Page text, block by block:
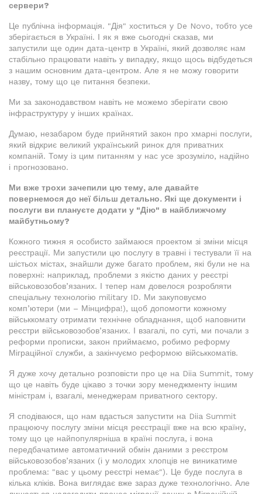
сервери?
Це публічна інформація. "Дія" хоститься у De Novo, тобто усе
зберігається в Україні. І як я вже сьогодні сказав, ми
запустили ще один дата-центр в Україні, який дозволяє нам
стабільно працювати навіть у випадку, якщо щось відбудеться
з нашим основним дата-центром. Але я не можу говорити
назву, тому що це питання безпеки.
Ми за законодавством навіть не можемо зберігати свою
інфраструктуру у інших країнах.
Думаю, незабаром буде прийнятий закон про хмарні послуги,
який відкриє великий український ринок для приватних
компаній. Тому із цим питанням у нас усе зрозуміло, надійно
і прогнозовано.
Ми вже трохи зачепили цю тему, але давайте
повернемося до неї більш детально. Які ще документи і
послуги ви плануєте додати у "Дію" в найближчому
майбутньому?
Кожного тижня я особисто займаюся проектом зі зміни місця
реєстрації. Ми запустили цю послугу в травні і тестували її на
шістьох містах, знайшли дуже багато проблем, які були не на
поверхні: наприклад, проблеми з якістю даних у реєстрі
військовозобов’язаних. І тепер нам довелося розробляти
спеціальну технологію military ID. Ми закуповуємо
комп’ютери (ми – Мінцифра!), щоб допомогти кожному
військкомату отримати технічне обладнання, щоб наповнити
реєстри військовозобов’язаних. І взагалі, по суті, ми почали з
реформи прописки, закон приймаємо, робимо реформу
Міграційної служби, а закінчуємо реформою військкоматів.
Я дуже хочу детально розповісти про це на Diia Summit, тому
що це навіть буде цікаво з точки зору менеджменту іншим
міністрам і, взагалі, менеджерам приватного сектору.
Я сподіваюся, що нам вдасться запустити на Diia Summit
працюючу послугу зміни місця реєстрації вже на всю країну,
тому що це найпопулярніша в країні послуга, і вона
передбачатиме автоматичний обмін даними з реєстром
військовозобов’язаних (і у молодих хлопців не виникатиме
проблема: "вас у цьому реєстрі немає"). Це буде послуга в
кілька кліків. Вона виглядає вже зараз дуже технологічно. Але